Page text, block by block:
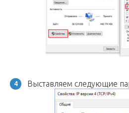
Выставляем следующие